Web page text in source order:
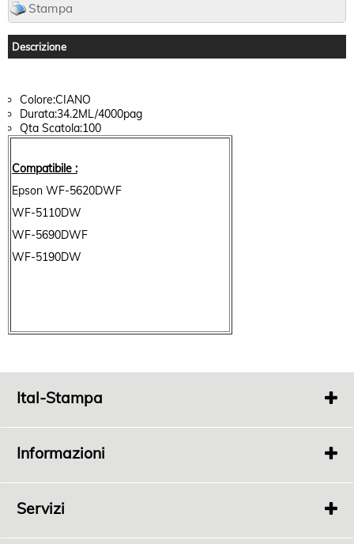
Stampa
Descrizione
Colore:CIANO
Durata:34.2ML/4000pag
Qta Scatola:100
Compatibile :
Epson WF-5620DWF
WF-5110DW
WF-5690DWF
WF-5190DW
Ital-Stampa
P.I.04198100408
Informazioni
Servizi